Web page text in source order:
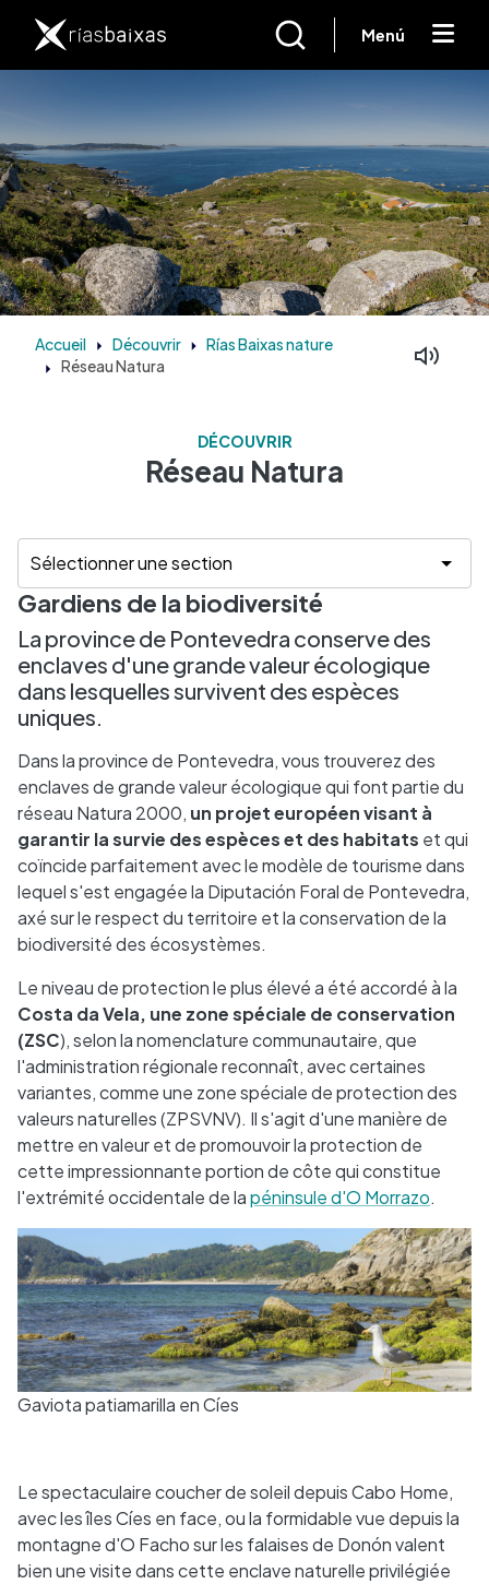
Menú
Accueil Découvrir Rías Baixas nature
Réseau Natura
DÉCOUVRIR
Réseau Natura
Gardiens de la biodiversité
La province de Pontevedra conserve des
enclaves d'une grande valeur écologique
dans lesquelles survivent des espèces
uniques.
Dans la province de Pontevedra, vous trouverez des
enclaves de grande valeur écologique qui font partie du
réseau Natura 2000, un projet européen visant à
garantir la survie des espèces et des habitats et qui
coïncide parfaitement avec le modèle de tourisme dans
lequel s'est engagée la Diputación Foral de Pontevedra,
axé sur le respect du territoire et la conservation de la
biodiversité des écosystèmes.
Le niveau de protection le plus élevé a été accordé à la
Costa da Vela, une zone spéciale de conservation
(ZSC), selon la nomenclature communautaire, que
l'administration régionale reconnaît, avec certaines
variantes, comme une zone spéciale de protection des
valeurs naturelles (ZPSVNV). Il s'agit d'une manière de
mettre en valeur et de promouvoir la protection de
cette impressionnante portion de côte qui constitue
l'extrémité occidentale de lapéninsule d'O Morrazo.
Gaviota patiamarilla en Cíes
Le spectaculaire coucher de soleil depuis Cabo Home,
avec les îles Cíes en face, ou la formidable vue depuis la
montagne d'O Facho sur les falaises de Donón valent
bien une visite dans cette enclave naturelle privilégiée